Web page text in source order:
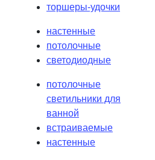
торшеры-удочки
настенные
потолочные
светодиодные
потолочные
светильники для
ванной
встраиваемые
настенные